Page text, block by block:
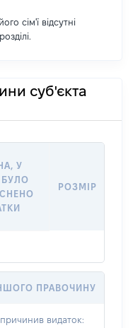
сім'ї відсутні
суб'єкта
У
БУЛО
РОЗМІР
ПРАВОЧИНУ
видаток: